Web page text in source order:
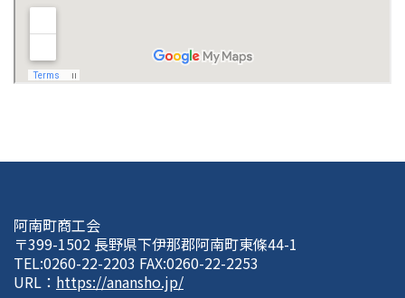
阿南町商工会
〒399-1502 長野県下伊那郡阿南町東條44-1
TEL:0260-22-2203 FAX:0260-22-2253
URL： https://anansho.jp/